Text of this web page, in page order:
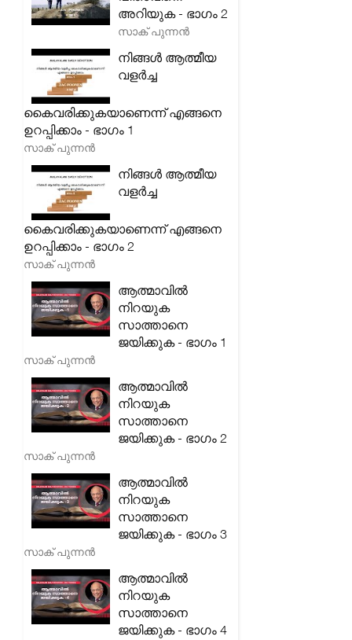
അറിയുക - ഭാഗം 2
സാക് പുന്നൻ
നിങ്ങൾ ആത്മീയ
വളർച്ച
കൈവരിക്കുകയാണെന്ന് എങ്ങനെ
ഉറപ്പിക്കാം - ഭാഗം 1
സാക് പുന്നൻ
നിങ്ങൾ ആത്മീയ
വളർച്ച
കൈവരിക്കുകയാണെന്ന് എങ്ങനെ
ഉറപ്പിക്കാം - ഭാഗം 2
സാക് പുന്നൻ
ആത്മാവിൽ
നിറയുക
സാത്താനെ
ജയിക്കുക - ഭാഗം 1
സാക് പുന്നൻ
ആത്മാവിൽ
നിറയുക
സാത്താനെ
ജയിക്കുക - ഭാഗം 2
സാക് പുന്നൻ
ആത്മാവിൽ
നിറയുക
സാത്താനെ
ജയിക്കുക - ഭാഗം 3
സാക് പുന്നൻ
ആത്മാവിൽ
നിറയുക
സാത്താനെ
ജയിക്കുക - ഭാഗം 4